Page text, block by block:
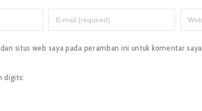
situs web saya pada peramban ini untuk komentar
digits: